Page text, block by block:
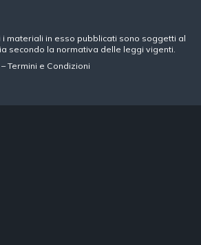
materiali in esso pubblicati sono soggetti al
secondo la normativa delle leggi vigenti.
–Termini e Condizioni